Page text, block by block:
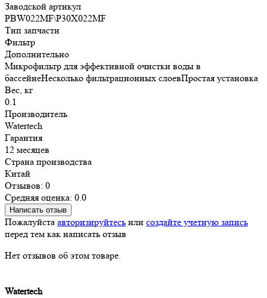
Заводской артикул
PBW022MF\P30X022MF
Тип запчасти
Фильтр
Дополнительно
Микрофильтр для эффективной очистки воды в
бассейнеНесколько фильтрационных слоевПростая установка
Вес, кг
0.1
Производитель
Watertech
Гарантия
12 месяцев
Страна производства
Китай
Отзывов: 0
Средняя оценка: 0.0
Написать отзыв
Пожалуйста авторизируйтесь или создайте учетную запись
перед тем как написать отзыв
Нет отзывов об этом товаре.
Watertech